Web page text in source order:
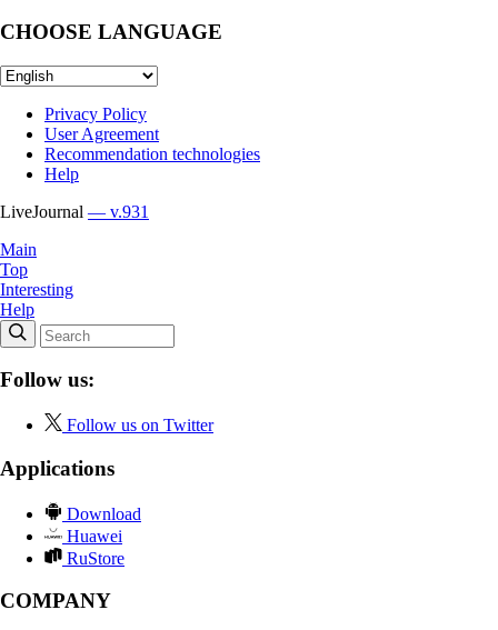
CHOOSE LANGUAGE
Privacy Policy
User Agreement
Recommendation technologies
Help
LiveJournal — v.931
Main
Top
Interesting
Help
Follow us:
Follow us on Twitter
Applications
Download
Huawei
RuStore
COMPANY